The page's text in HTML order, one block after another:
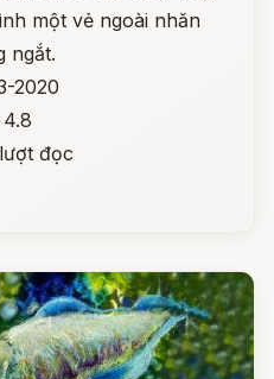
một vẻ ngoài nhăn
ngắt.
2020
4.8
đọc